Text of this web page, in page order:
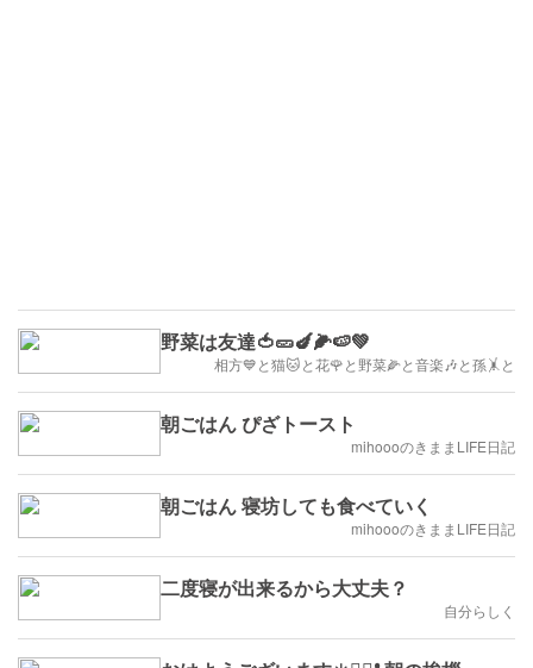
野菜は友達🍅🥒🍆🌽🍉💚
相方💙と猫🐱と花🌹と野菜🌽と音楽🎶と孫🤸と
朝ごはん ぴざトースト
mihoooのきままLIFE日記
朝ごはん 寝坊しても食べていく
mihoooのきままLIFE日記
二度寝が出来るから大丈夫？
自分らしく